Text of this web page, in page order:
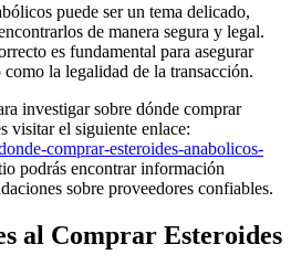
puede ser un tema delicado,
de manera segura y legal.
es fundamental para asegurar
la legalidad de la transacción.
investigar sobre dónde comprar
visitar el siguiente enlace:
comprar-esteroides-anabolicos-
podrás encontrar información
sobre proveedores confiables.
al Comprar Esteroides